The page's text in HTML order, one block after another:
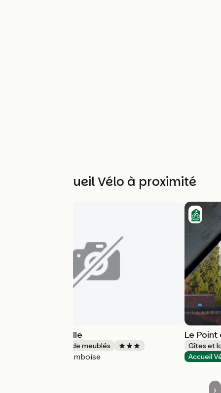
Autres Accueil Vélo à proximité
L'Echoppe en Ville
Gîtes et locations de meublés
Amboise
Le Point
Gîtes et
Accueil